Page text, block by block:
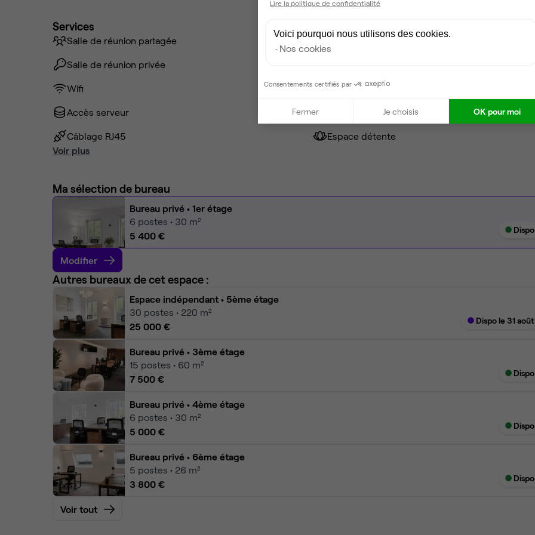
Services
Salle de réunion partagée
Salle de réunion privée
Wifi
Accès serveur
Câblage RJ45
Fibre
Climatisation
Espace d'attente
Espace détente
Voir plus
Ma sélection de bureau
Bureau privé • 1er étage
6 postes • 30 m²
5 400 €
Dispo
Modifier
Autres bureaux de cet espace :
Espace indépendant • 5ème étage
30 postes • 220 m²
25 000 €
Dispo le 31 août
Bureau privé • 3ème étage
15 postes • 60 m²
7 500 €
Dispo
Bureau privé • 4ème étage
6 postes • 30 m²
5 000 €
Dispo
Bureau privé • 6ème étage
5 postes • 26 m²
3 800 €
Dispo
Voir tout
Lire la politique de confidentialité
Voici pourquoi nous utilisons des cookies.
Nos cookies
Consentements certifiés par
Fermer Je choisis OK pour moi